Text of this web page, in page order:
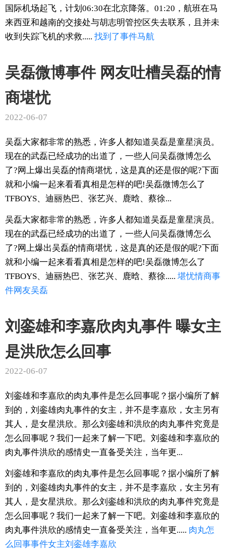
国际机场起飞，计划06:30在北京降落。01:20，航班在马
来西亚和越南的交接处与胡志明管控区失去联系，且并未
收到失踪飞机的求救..... 找到了事件马航
吴磊微博事件 网友吐槽吴磊的情
商堪忧
2022-06-07
吴磊大家都非常的熟悉，许多人都知道吴磊是童星演员。
现在的武磊已经成功的出道了，一些人问吴磊微博怎么
了?网上爆出吴磊的情商堪忧，这是真的还是假的呢?下面
就和小编一起来看看真相是怎样的吧!吴磊微博怎么了
TFBOYS、迪丽热巴、张艺兴、鹿晗、蔡徐...
吴磊大家都非常的熟悉，许多人都知道吴磊是童星演员。
现在的武磊已经成功的出道了，一些人问吴磊微博怎么
了?网上爆出吴磊的情商堪忧，这是真的还是假的呢?下面
就和小编一起来看看真相是怎样的吧!吴磊微博怎么了
TFBOYS、迪丽热巴、张艺兴、鹿晗、蔡徐..... 堪忧情商事
件网友吴磊
刘銮雄和李嘉欣肉丸事件 曝女主
是洪欣怎么回事
2022-06-07
刘銮雄和李嘉欣的肉丸事件是怎么回事呢？据小编所了解
到的，刘銮雄肉丸事件的女主，并不是李嘉欣，女主另有
其人，是女星洪欣。那么刘銮雄和洪欣的肉丸事件究竟是
怎么回事呢？我们一起来了解一下吧。刘銮雄和李嘉欣的
肉丸事件洪欣的感情史一直备受关注，当年更...
刘銮雄和李嘉欣的肉丸事件是怎么回事呢？据小编所了解
到的，刘銮雄肉丸事件的女主，并不是李嘉欣，女主另有
其人，是女星洪欣。那么刘銮雄和洪欣的肉丸事件究竟是
怎么回事呢？我们一起来了解一下吧。刘銮雄和李嘉欣的
肉丸事件洪欣的感情史一直备受关注，当年更..... 肉丸怎
么回事事件女主刘銮雄李嘉欣